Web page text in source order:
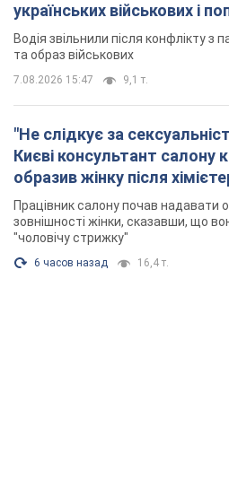
українських військових і
Відео
Водія звільнили після конфлікту з
та образ військових
7.08.2026 15:47 9,1 т.
"Не слідкує за
Києві консультант салону
образив жінку після
розгорівся скандал. Фото
Працівник салону почав надавати
зовнішності жінки, сказавши, що
"чоловічу стрижку"
6 часов назад 16,4 т.